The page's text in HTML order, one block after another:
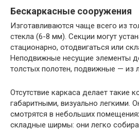
Бескаркасные сооружения
Изготавливаются чаще всего из
стекла (6-8 мм). Секции могут
стационарно, отодвигаться или
Неподвижные несущие элементы
толстых полотен, подвижные — из
Отсутствие каркаса делает такие
габаритными, визуально легкими.
смотрятся в небольших
складные ширмы: они легко